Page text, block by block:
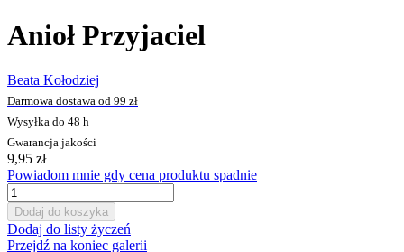
Anioł Przyjaciel
Beata Kołodziej
Darmowa dostawa od 99 zł
Wysyłka do 48 h
Gwarancja jakości
9,95 zł
Powiadom mnie gdy cena produktu spadnie
Dodaj do koszyka
Dodaj do listy życzeń
Przejdź na koniec galerii